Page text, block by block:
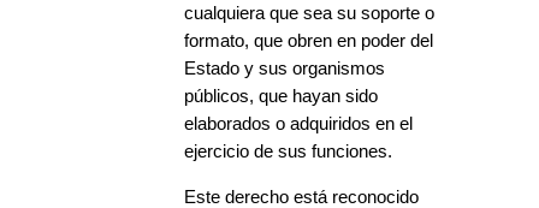
cualquiera que sea su soporte o
formato, que obren en poder del
Estado y sus organismos
públicos, que hayan sido
elaborados o adquiridos en el
ejercicio de sus funciones.
Este derecho está reconocido